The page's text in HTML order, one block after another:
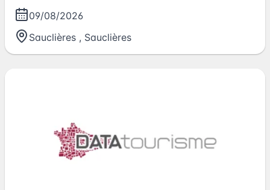
09/08/2026
Sauclières , Sauclières